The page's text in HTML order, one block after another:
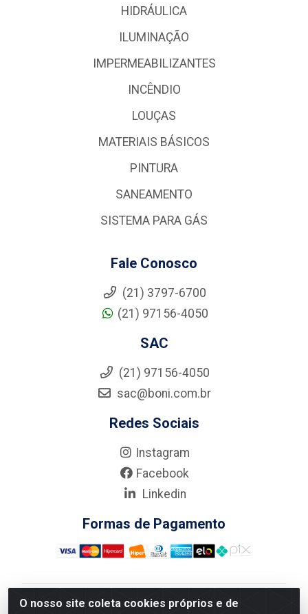
O nosso site coleta cookies próprios e de
HIDRÁULICA
ILUMINAÇÃO
IMPERMEABILIZANTES
INCÊNDIO
LOUÇAS
MATERIAIS BÁSICOS
PINTURA
SANEAMENTO
SISTEMA PARA GÁS
Fale Conosco
(21) 3797-6700
(21) 97156-4050
SAC
(21) 97156-4050
sac@boni.com.br
Redes Sociais
Instagram
Facebook
Linkedin
Formas de Pagamento
Nova Boni Distribuidora de Material de Construção LTDA